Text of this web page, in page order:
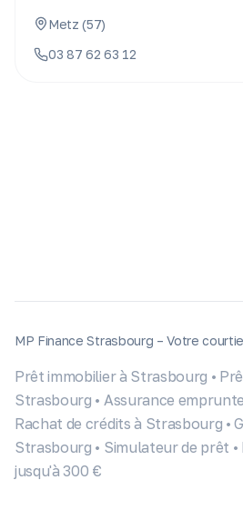
Metz (57)
03 87 62 63 12
MP Finance Strasbourg – Votre
Prêt immobilier à Strasbourg •
Strasbourg • Assurance
Rachat de crédits à Strasbourg •
Strasbourg • Simulateur de prêt •
jusqu'à 300 €